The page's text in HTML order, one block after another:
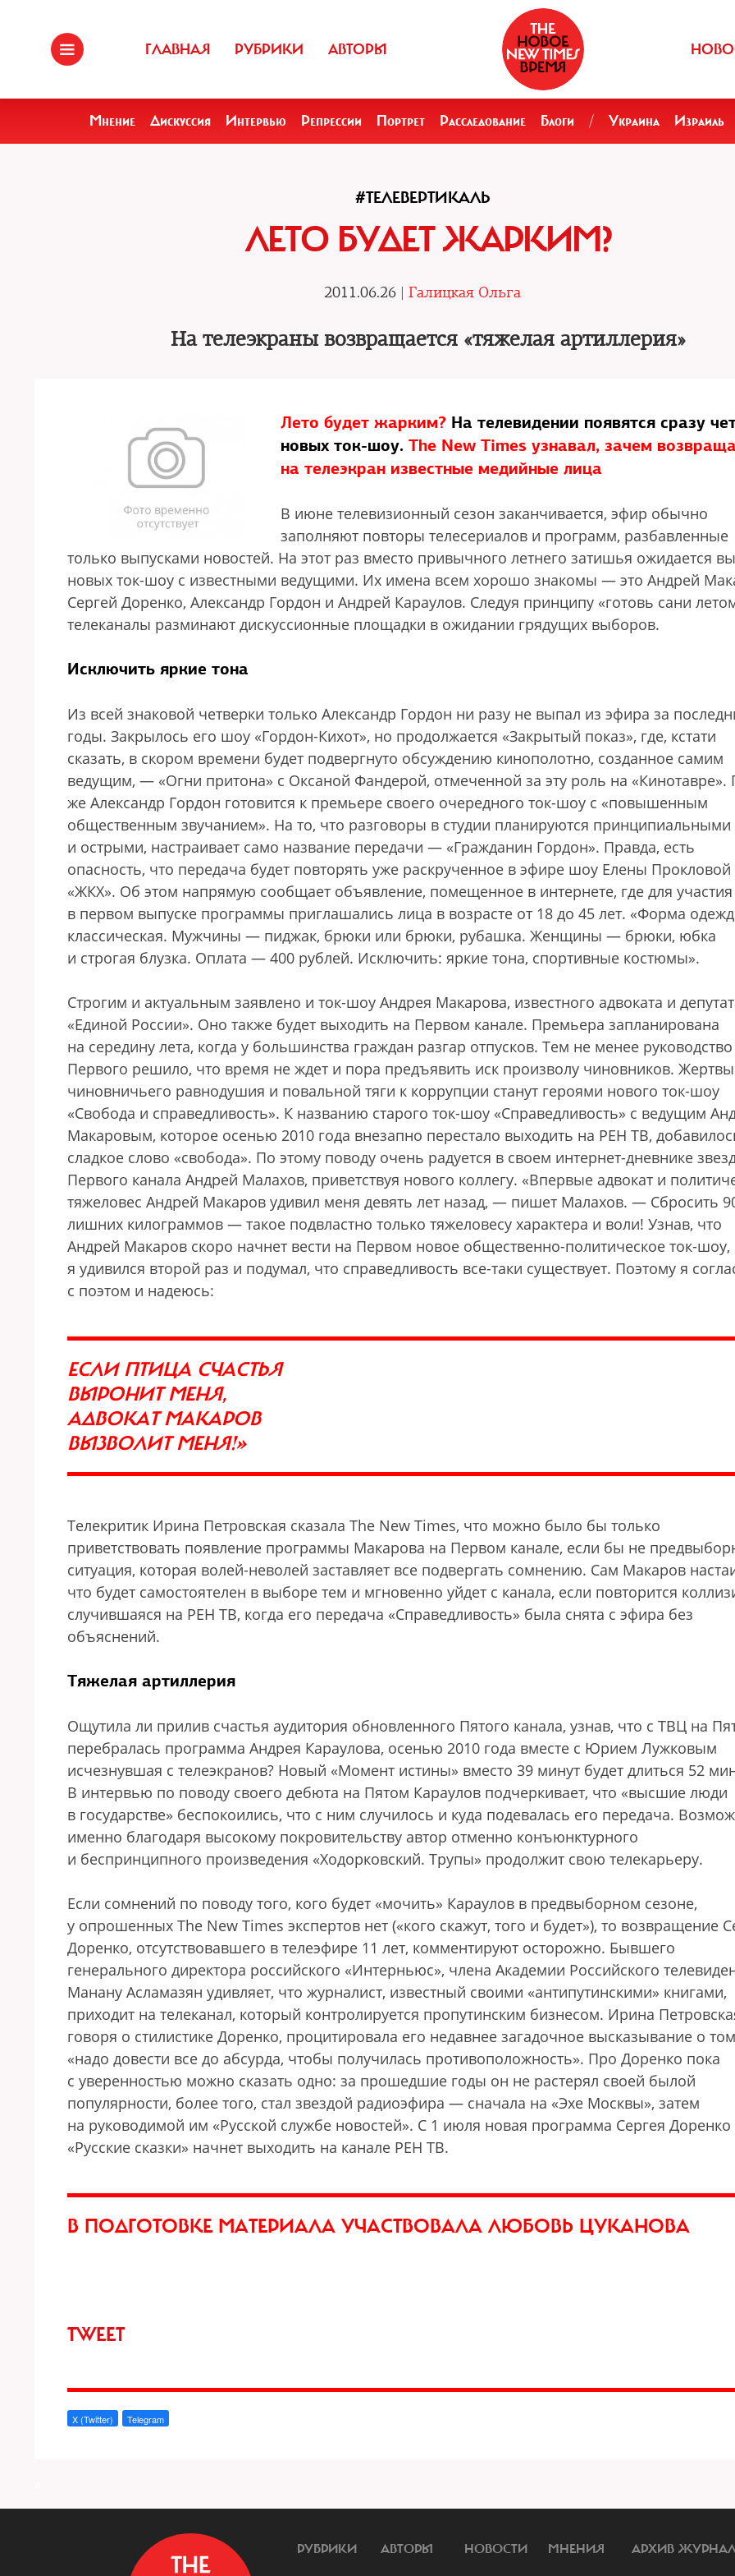
ГЛАВНАЯ РУБРИКИ АВТОРЫ
Мнение Дискуссия Интервью Репрессии Портрет Расследование Блоги / Украина Израиль
#ТЕЛЕВЕРТИКАЛЬ
ЛЕТО БУДЕТ ЖАРКИМ?
2011.06.26 | Галицкая Ольга
На телеэкраны возвращается «тяжелая артиллерия»
Лето будет жарким? На телевидении появятся сразу
новых ток-шоу. The New Times узнавал, зачем
на телеэкран известные медийные лица
В июне телевизионный сезон заканчивается, эфир обычно
заполняют повторы телесериалов и программ, разбавленные
только выпусками новостей. На этот раз вместо привычного летнего затишья ожидается
новых ток-шоу с известными ведущими. Их имена всем хорошо знакомы — это Андрей
Сергей Доренко, Александр Гордон и Андрей Караулов. Следуя принципу «готовь сани
телеканалы разминают дискуссионные площадки в ожидании грядущих выборов.
Исключить яркие тона
Из всей знаковой четверки только Александр Гордон ни разу не выпал из эфира за
годы. Закрылось его шоу «Гордон-Кихот», но продолжается «Закрытый показ», где, кстати
сказать, в скором времени будет подвергнуто обсуждению кинополотно, созданное самим
ведущим, — «Огни притона» с Оксаной Фандерой, отмеченной за эту роль на «Кинотавре».
же Александр Гордон готовится к премьере своего очередного ток-шоу с «повышенным
общественным звучанием». На то, что разговоры в студии планируются принципиальными
и острыми, настраивает само название передачи — «Гражданин Гордон». Правда, есть
опасность, что передача будет повторять уже раскрученное в эфире шоу Елены Прокловой
«ЖКХ». Об этом напрямую сообщает объявление, помещенное в интернете, где для участия
в первом выпуске программы приглашались лица в возрасте от 18 до 45 лет. «Форма
классическая. Мужчины — пиджак, брюки или брюки, рубашка. Женщины — брюки, юбка
и строгая блузка. Оплата — 400 рублей. Исключить: яркие тона, спортивные костюмы».
Строгим и актуальным заявлено и ток-шоу Андрея Макарова, известного адвоката и
«Единой России». Оно также будет выходить на Первом канале. Премьера запланирована
на середину лета, когда у большинства граждан разгар отпусков. Тем не менее руководство
Первого решило, что время не ждет и пора предъявить иск произволу чиновников. Жертвы
чиновничьего равнодушия и повальной тяги к коррупции станут героями нового ток-шоу
«Свобода и справедливость». К названию старого ток-шоу «Справедливость» с ведущим
Макаровым, которое осенью 2010 года внезапно перестало выходить на РЕН ТВ,
сладкое слово «свобода». По этому поводу очень радуется в своем интернет-дневнике
Первого канала Андрей Малахов, приветствуя нового коллегу. «Впервые адвокат и
тяжеловес Андрей Макаров удивил меня девять лет назад, — пишет Малахов. — Сбросить
лишних килограммов — такое подвластно только тяжеловесу характера и воли! Узнав, что
Андрей Макаров скоро начнет вести на Первом новое общественно-политическое ток-шоу,
я удивился второй раз и подумал, что справедливость все-таки существует. Поэтому я
с поэтом и надеюсь:
ЕСЛИ ПТИЦА СЧАСТЬЯ
ВЫРОНИТ МЕНЯ,
АДВОКАТ МАКАРОВ
ВЫЗВОЛИТ МЕНЯ!»
Телекритик Ирина Петровская сказала The New Times, что можно было бы только
приветствовать появление программы Макарова на Первом канале, если бы не
ситуация, которая волей-неволей заставляет все подвергать сомнению. Сам Макаров
что будет самостоятелен в выборе тем и мгновенно уйдет с канала, если повторится
случившаяся на РЕН ТВ, когда его передача «Справедливость» была снята с эфира без
объяснений.
Тяжелая артиллерия
Ощутила ли прилив счастья аудитория обновленного Пятого канала, узнав, что с ТВЦ на
перебралась программа Андрея Караулова, осенью 2010 года вместе с Юрием Лужковым
исчезнувшая с телеэкранов? Новый «Момент истины» вместо 39 минут будет длиться 52
В интервью по поводу своего дебюта на Пятом Караулов подчеркивает, что «высшие люди
в государстве» беспокоились, что с ним случилось и куда подевалась его передача.
именно благодаря высокому покровительству автор отменно конъюнктурного
и беспринципного произведения «Ходорковский. Трупы» продолжит свою телекарьеру.
Если сомнений по поводу того, кого будет «мочить» Караулов в предвыборном сезоне,
у опрошенных The New Times экспертов нет («кого скажут, того и будет»), то возвращение
Доренко, отсутствовавшего в телеэфире 11 лет, комментируют осторожно. Бывшего
генерального директора российского «Интерньюс», члена Академии Российского
Манану Асламазян удивляет, что журналист, известный своими «антипутинскими» книгами,
приходит на телеканал, который контролируется пропутинским бизнесом. Ирина
говоря о стилистике Доренко, процитировала его недавнее загадочное высказывание о
«надо довести все до абсурда, чтобы получилась противоположность». Про Доренко пока
с уверенностью можно сказать одно: за прошедшие годы он не растерял своей былой
популярности, более того, стал звездой радиоэфира — сначала на «Эхе Москвы», затем
на руководимой им «Русской службе новостей». С 1 июля новая программа Сергея Доренко
«Русские сказки» начнет выходить на канале РЕН ТВ.
В ПОДГОТОВКЕ МАТЕРИАЛА УЧАСТВОВАЛА ЛЮБОВЬ ЦУКАНОВА
TWEET
X (Twitter) Telegram
РУБРИКИ АВТОРЫ НОВОСТИ МНЕНИЯ АРХИВ